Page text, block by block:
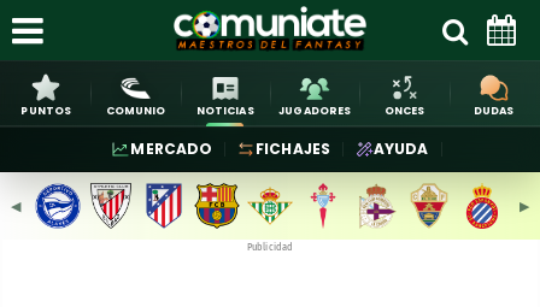
PUNTOS COMUNIO NOTICIAS JUGADORES ONCES DUDAS
MERCADO FICHAJES AYUDA
◀︎ ▶︎
Publicidad